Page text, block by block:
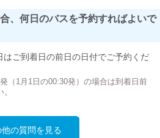
、何日のバスを予約すればよいで
ご到着日の前日の日付でご予約くだ
（1月1日の00:30発）の場合は到着日前
他の質問を見る